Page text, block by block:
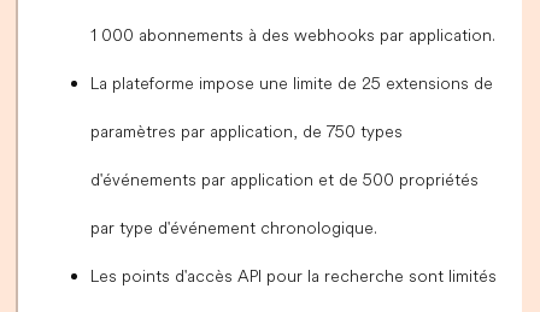
1 000 abonnements à des webhooks par application.
La plateforme impose une limite de 25 extensions de
paramètres par application, de 750 types
d'événements par application et de 500 propriétés
par type d'événement chronologique.
Les points d'accès API pour la recherche sont limités